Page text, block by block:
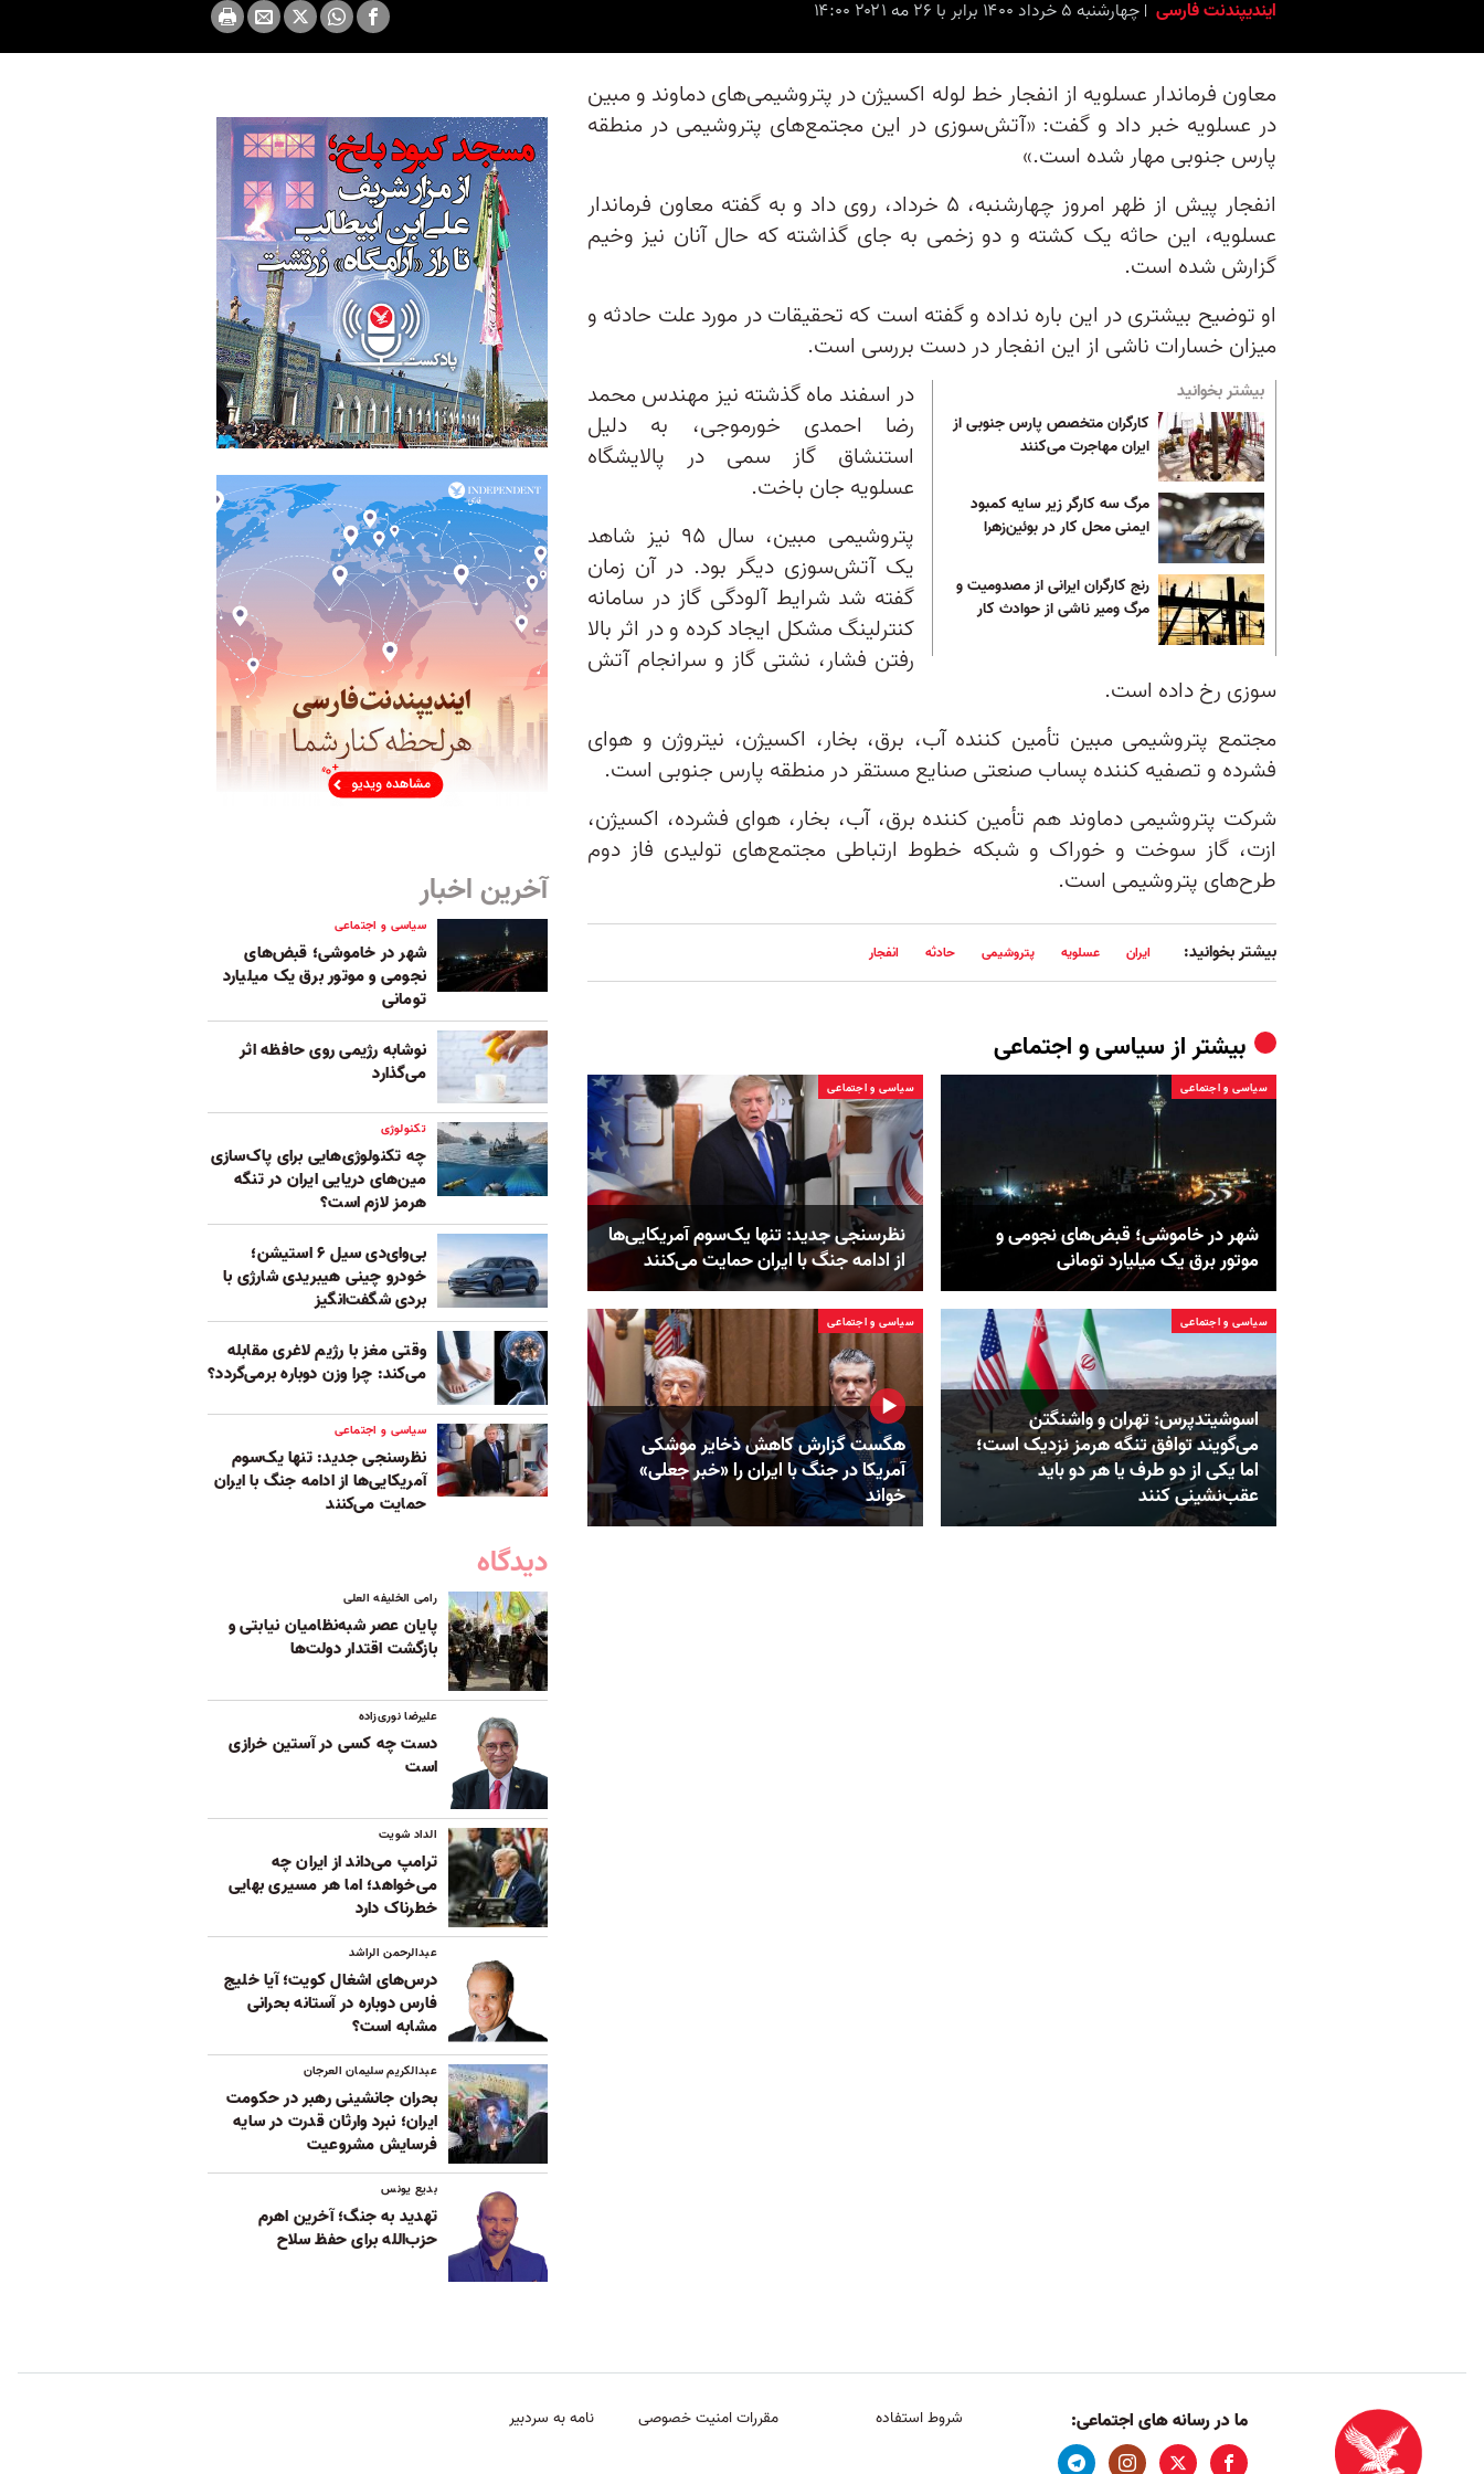
ایندیپندنت فارسی چهارشنبه ۵ خرداد ۱۴۰۰ برابر با ۲۶ مه ۲۰۲۱ ۱۴:۰۰
معاون فرماندار عسلویه از انفجار خط لوله اکسیژن در پتروشیمی‌های دماوند و مبین
در عسلویه خبر داد و گفت: «آتش‌سوزی در این مجتمع‌های پتروشیمی در منطقه
پارس جنوبی مهار شده است.»
انفجار پیش از ظهر امروز چهارشنبه، ۵ خرداد، روی داد و به گفته معاون فرماندار
عسلویه، این حاثه یک کشته و دو زخمی به جای گذاشته که حال آنان نیز وخیم
گزارش شده است.
او توضیح بیشتری در این باره نداده و گفته است که تحقیقات در مورد علت حادثه و
میزان خسارات ناشی از این انفجار در دست بررسی است.
بیشتر بخوانید
کارگران متخصص پارس جنوبی از
ایران مهاجرت می‌کنند
مرگ سه کارگر زیر سایه کمبود
ایمنی محل کار در بوئین‌زهرا
رنج کارگران ایرانی از مصدومیت و
مرگ ومیر ناشی از حوادث کار
در اسفند ماه گذشته نیز مهندس محمد
رضا احمدی خورموجی، به دلیل
استنشاق گاز سمی در پالایشگاه
عسلویه جان باخت.
پتروشیمی مبین، سال ۹۵ نیز شاهد
یک آتش‌سوزی دیگر بود. در آن زمان
گفته شد شرایط آلودگی گاز در سامانه
کنترلینگ مشکل ایجاد کرده و در اثر بالا
رفتن فشار، نشتی گاز و سرانجام آتش
سوزی رخ داده است.
مجتمع پتروشیمی مبین تأمین کننده آب، برق، بخار، اکسیژن، نیتروژن و هوای
فشرده و تصفیه کننده پساب‌ صنعتی صنایع مستقر در منطقه پارس جنوبی است.
شرکت پتروشیمی دماوند هم تأمین کننده برق، آب، بخار، هوای فشرده، اکسیژن،
ازت، گاز سوخت و خوراک و شبکه خطوط ارتباطی مجتمع‌های تولیدی فاز دوم
طرح‌های پتروشیمی است.
بیشتر بخوانید: ایران عسلویه پتروشیمی حادثه انفجار
بیشتر ازسیاسی و اجتماعی
سیاسی و اجتماعی
شهر در خاموشی؛ قبض‌های نجومی و
موتور برق یک میلیارد تومانی
سیاسی و اجتماعی
نظرسنجی جدید: تنها یک‌سوم آمریکایی‌ها
از ادامه جنگ با ایران حمایت می‌کنند
سیاسی و اجتماعی
اسوشیتدپرس: تهران و واشنگتن
می‌گویند توافق تنگه هرمز نزدیک است؛
اما یکی از دو طرف یا هر دو باید
عقب‌نشینی کنند
سیاسی و اجتماعی
هگست گزارش کاهش ذخایر موشکی
آمریکا در جنگ با ایران را «خبر جعلی»
خواند
آخرین اخبار
سیاسی و اجتماعی
شهر در خاموشی؛ قبض‌های
نجومی و موتور برق یک میلیارد
تومانی
نوشابه رژیمی روی حافظه اثر
می‌گذارد
تکنولوژی
چه تکنولوژی‌هایی برای پاک‌سازی
مین‌های دریایی ایران در تنگه
هرمز لازم است؟
بی‌وای‌دی سیل ۶ استیشن؛
خودرو چینی هیبریدی شارژی با
بردی شگفت‌انگیز
وقتی مغز با رژیم لاغری مقابله
می‌کند: چرا وزن دوباره برمی‌گردد؟
سیاسی و اجتماعی
نظرسنجی جدید: تنها یک‌سوم
آمریکایی‌ها از ادامه جنگ با ایران
حمایت می‌کنند
دیدگاه
رامی الخلیفه العلی
پایان عصر شبه‌نظامیان نیابتی و
بازگشت اقتدار دولت‌ها
علیرضا نوری‌زاده
دست چه کسی در آستین خرازی
است
الداد شویت
ترامپ می‌داند از ایران چه
می‌خواهد؛ اما هر مسیری بهایی
خطرناک دارد
عبدالرحمن الراشد
درس‌های اشغال کویت؛ آیا خلیج
فارس دوباره در آستانه بحرانی
مشابه است؟
عبدالکریم سلیمان العرجان
بحران جانشینی رهبر در حکومت
ایران؛ نبرد وارثان قدرت در سایه
فرسایش مشروعیت
بدیع یونس
تهدید به جنگ؛ آخرین اهرم
حزب‌الله برای حفظ سلاح
ما در رسانه های اجتماعی: شروط استفاده مقررات امنیت خصوصی نامه به سردبیر